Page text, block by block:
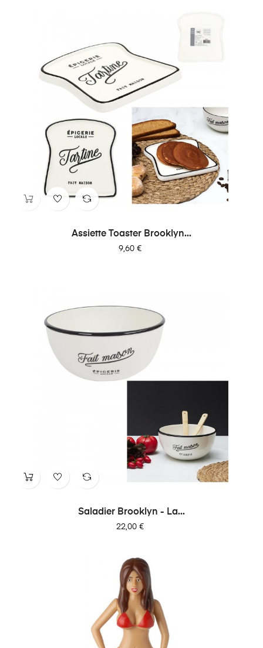
Assiette Toaster Brooklyn...
Prix
9,60 €
Saladier Brooklyn - La...
Prix
22,00 €